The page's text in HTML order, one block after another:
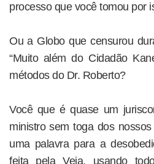
processo que você tomou por
Ou a Globo que censurou
“Muito além do Cidadão
métodos do Dr. Roberto?
Você que é quase um
ministro sem toga dos
uma palavra para a
feita pela Veja, usando